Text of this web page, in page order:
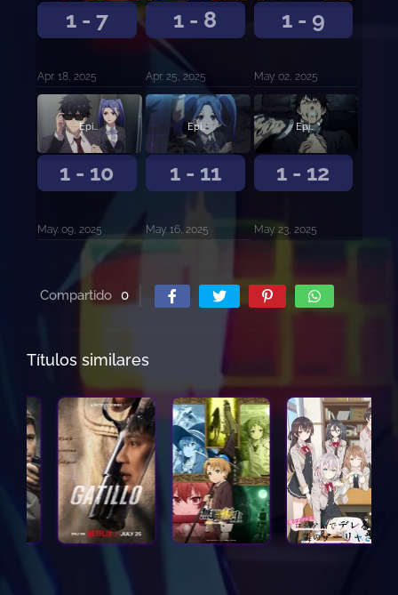
1 - 7
Apr. 18, 2025
1 - 8
Apr. 25, 2025
1 - 9
May. 02, 2025
1 - 10
Episodio 10
May. 09, 2025
1 - 11
Episodio 11
May. 16, 2025
1 - 12
Episodio 12
May. 23, 2025
Compartido 0
Títulos similares